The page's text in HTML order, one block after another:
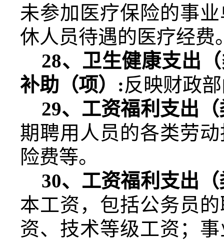
未参加医疗保险的事
休人员待遇的医疗经费
28、卫生健康支出
补助（项） :反映财政
29、工资福利支出（
期聘用人员的各类劳
险费等。
30、工资福利支出
本工资，包括公务员
资、技术等级工资；